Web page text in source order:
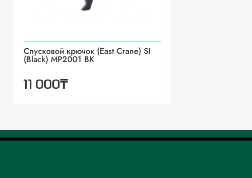
Спусковой крючок (East Crane) SI
(Black) MP2001 BK
11 000₸